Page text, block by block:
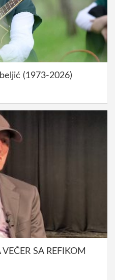
(1973-2026)
SA REFIKOM